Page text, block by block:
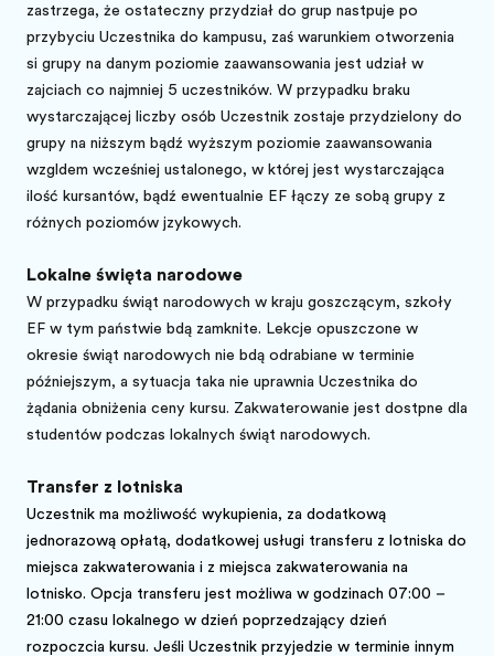
zastrzega, że ostateczny przydział do grup następuje po
przybyciu Uczestnika do kampusu, zaś warunkiem otworzenia
się grupy na danym poziomie zaawansowania jest udział w
zajęciach co najmniej 5 uczestników. W przypadku braku
wystarczającej liczby osób Uczestnik zostaje przydzielony do
grupy na niższym bądź wyższym poziomie zaawansowania
względem wcześniej ustalonego, w której jest wystarczająca
ilość kursantów, bądź ewentualnie EF łączy ze sobą grupy z
różnych poziomów językowych.
Lokalne święta narodowe
W przypadku świąt narodowych w kraju goszczącym, szkoły
EF w tym państwie będą zamknięte. Lekcje opuszczone w
okresie świąt narodowych nie będą odrabiane w terminie
późniejszym, a sytuacja taka nie uprawnia Uczestnika do
żądania obniżenia ceny kursu. Zakwaterowanie jest dostępne dla
studentów podczas lokalnych świąt narodowych.
Transfer z lotniska
Uczestnik ma możliwość wykupienia, za dodatkową
jednorazową opłatą, dodatkowej usługi transferu z lotniska do
miejsca zakwaterowania i z miejsca zakwaterowania na
lotnisko. Opcja transferu jest możliwa w godzinach 07:00 –
21:00 czasu lokalnego w dzień poprzedzający dzień
rozpoczęcia kursu. Jeśli Uczestnik przyjedzie w terminie innym